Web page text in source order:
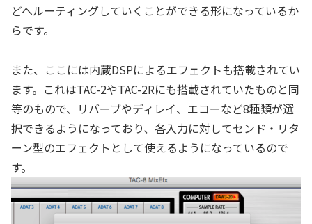
どへルーティングしていくことができる形になっているか
らです。
また、ここには内蔵DSPによるエフェクトも搭載されてい
ます。これはTAC-2やTAC-2Rにも搭載されていたものと同
等のもので、リバーブやディレイ、エコーなど8種類が選
択できるようになっており、各入力に対してセンド・リタ
ーン型のエフェクトとして使えるようになっているので
す。